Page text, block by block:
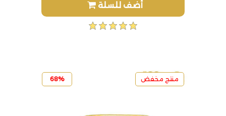
أضف للسلة
68% منتج مخفض